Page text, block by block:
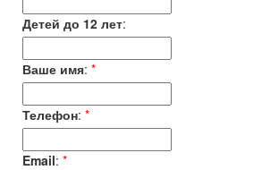
Детей до 12 лет:
Ваше имя: *
Телефон: *
Email: *